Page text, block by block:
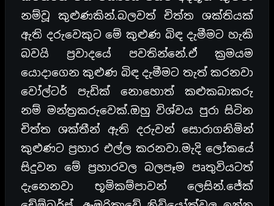
නම්වූ කුළුණකින්.බලවත් චිත්ත ශක්තියක්
ඇති දරුවෙකුට මේ කුළුණ බිඳ දැමීමට හැකි
බවයි ප්‍රවාදයේ පවතින්නේ.ඒ ක්‍රමයම
යොදාගෙන කුළුණ බිඳ දැමීමට තැත් කරනවා
වෝල්ටර් පැඩික් නොහොත් කළුකබාකරු
නම් මන්ත්‍රකරුවෙක්.ඔහු විශ්වය පුරා සිටින
චිත්ත ශක්තීන් ඇති දරුවන් සොරාගනිමින්
කුළුණට ප්‍රහාර එල්ල කරනවා.මැදි ලෝකයේ
සිදුවන මේ ප්‍රහාරවල බලපෑම පෘතුවියටත්
දැනෙනවා භූමිකම්පාවන් ලෙසින්.ජේක්